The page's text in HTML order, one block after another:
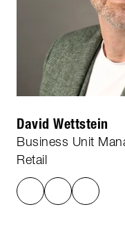
David Wettstein
Business Unit
Retail